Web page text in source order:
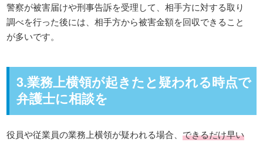
警察が被害届けや刑事告訴を受理して、相手方に対する取り
調べを行った後には、相手方から被害金額を回収できること
が多いです。
3.業務上横領が起きたと疑われる時点で
弁護士に相談を
役員や従業員の業務上横領が疑われる場合、できるだけ早い